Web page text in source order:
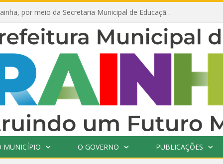
Prefeitura de Prainha, por meio da Secretaria Municipal de Educação, abre 354 vagas na área da Educação para 2025 com processo seletivo simplificado
MUNICÍPIO O GOVERNO PUBLICAÇÕES